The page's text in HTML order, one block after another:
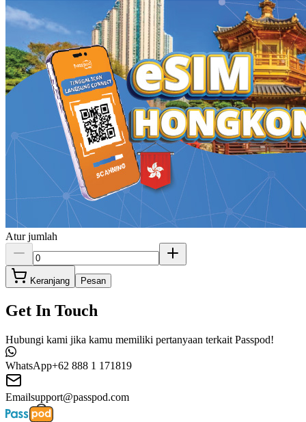
Atur jumlah
Keranjang Pesan
Get In Touch
Hubungi kami jika kamu memiliki pertanyaan terkait Passpod!
WhatsApp+62 888 1 171819
Emailsupport@passpod.com